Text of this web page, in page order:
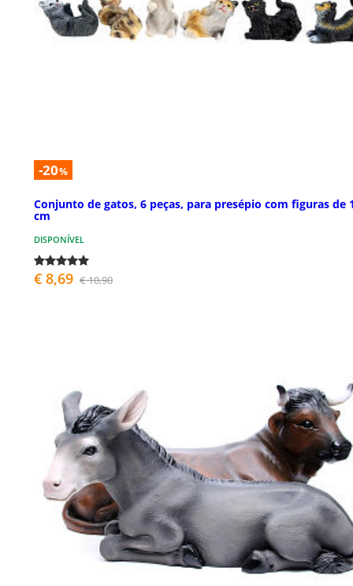
-20%
Conjunto de gatos, 6 peças, para presépio com figuras de
cm
DISPONÍVEL
€ 8,69 € 10,90